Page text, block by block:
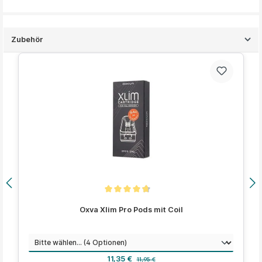
Zubehör
Produktgalerie überspringen
Oxva Xlim Pro Pods mit Coil
Widerstandauswählen
Verkaufspreis:
11,35 € Regulärer Preis:
11,95 €